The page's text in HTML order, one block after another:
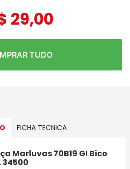
29,00
TUDO
FICHA TECNICA
Marluvas 70B19 GI Bico
34500